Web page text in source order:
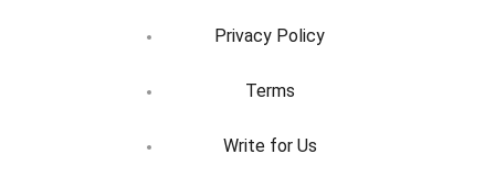
Privacy Policy
Terms
Write for Us